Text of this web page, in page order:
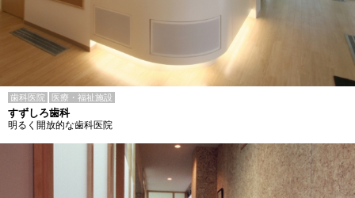
歯科医院 医療・福祉施設
すずしろ歯科
明るく開放的な歯科医院